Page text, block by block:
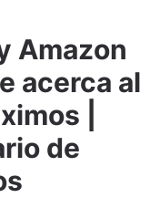
Comentar
Amazon
acerca al
|
de